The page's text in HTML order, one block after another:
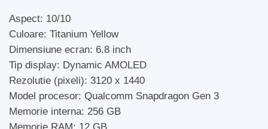
Aspect: 10/10
Culoare: Titanium Yellow
Dimensiune ecran: 6.8 inch
Tip display: Dynamic AMOLED
Rezolutie (pixeli): 3120 x 1440
Model procesor: Qualcomm Snapdragon Gen 3
Memorie interna: 256 GB